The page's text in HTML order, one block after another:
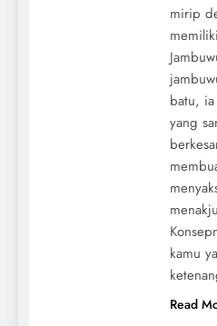
mirip
batu,
yang
kamu
Read